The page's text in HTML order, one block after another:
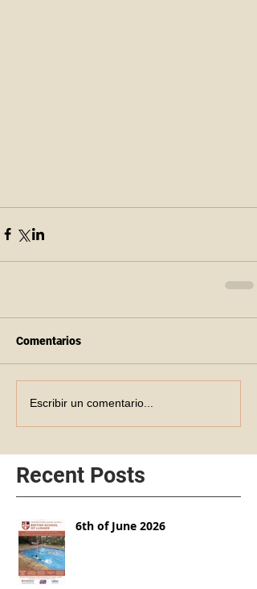
Comentarios
Escribir un comentario...
Recent Posts
6th of June 2026